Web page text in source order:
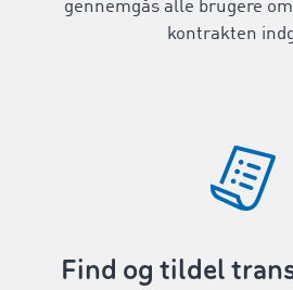
gennemgås alle brugere
kontrakten
Find og tildel